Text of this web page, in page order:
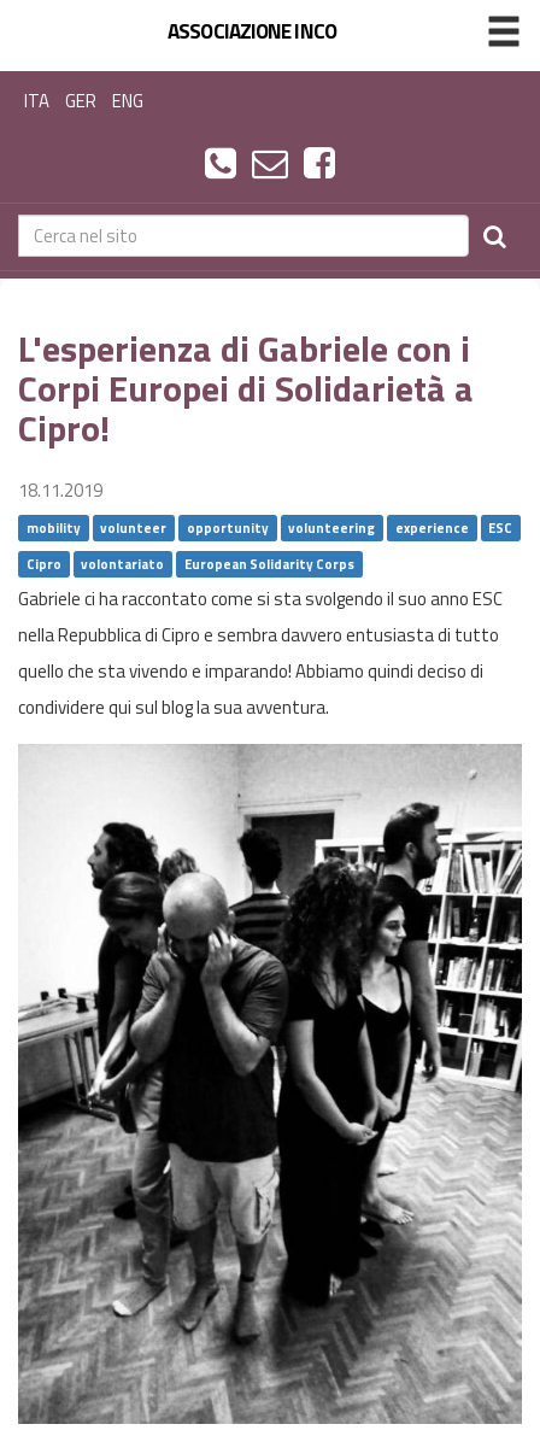
ASSOCIAZIONE INCO
ITA GER ENG
L'esperienza di Gabriele con i
Corpi Europei di Solidarietà a
Cipro!
18.11.2019
mobility volunteer opportunity volunteering experience
ESC
Cipro
volontariato European Solidarity Corps
Gabriele ci ha raccontato come si sta svolgendo il suo anno ESC
nella Repubblica di Cipro e sembra davvero entusiasta di tutto
quello che sta vivendo e imparando! Abbiamo quindi deciso di
condividere qui sul blog la sua avventura.